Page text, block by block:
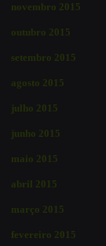
novembro 2015
outubro 2015
setembro 2015
agosto 2015
julho 2015
junho 2015
maio 2015
abril 2015
março 2015
fevereiro 2015